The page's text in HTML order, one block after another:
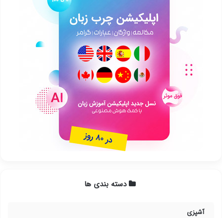
دسته بندی ها
آشپزی